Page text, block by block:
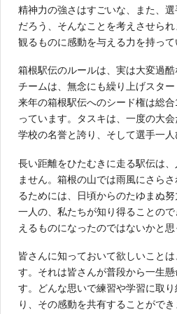
精神力の強さはすごいな、また、
だろう、そんなことを考えさせら
観るものに感動を与える力を持っ
箱根駅伝のルールは、実は大変過
チームは、無念にも繰り上げスタ
来年の箱根駅伝へのシード権は総
っています。タスキは、一度の大
学校の名誉と誇り、そして選手一
長い距離をひたむきに走る駅伝は
ません。箱根の山では雨風にさら
るためには、日頃からのたゆまぬ
一人の、私たちが知り得ることの
えるものになったのではないかと思
皆さんに知っておいて欲しいこと
す。それは皆さんが普段から一生
す。どんな思いで練習や学習に取
り、その感動を共有することができ